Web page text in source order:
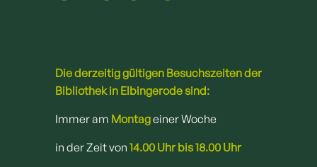
Die derzeitig gültigen Besuchszeiten der
Bibliothek in Elbingerode sind:
Immer am Montageiner Woche
in der Zeit von 14.00 Uhr bis 18.00 Uhr